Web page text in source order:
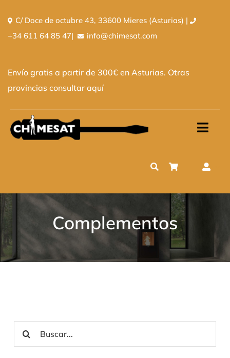
al
contenido
C/ Doce de octubre 43, 33600 Mieres (Asturias) |
+34 611 64 85 47| info@chimesat.com
Envío gratis a partir de 300€ en Asturias. Otras
provinciasconsultar aquí
Quiénes somos
Contacto
Complementos
Buscar: